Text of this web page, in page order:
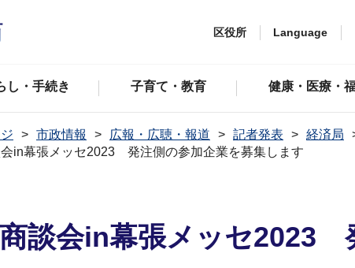
区役所 Language
し・手続き 子育て・教育 健康・医療・
市政情報 広報・広聴・報道 記者発表 経済局
in幕張メッセ2023 発注側の参加企業を募集します
談会in幕張メッセ2023